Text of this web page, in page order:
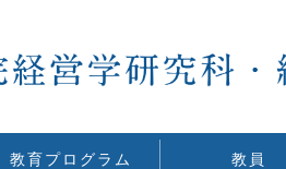
教育プログラム 教員